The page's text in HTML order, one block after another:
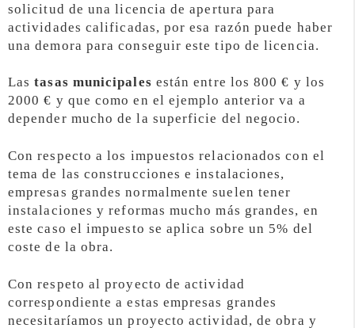
solicitud de una licencia de apertura para
actividades calificadas, por esa razón puede haber
una demora para conseguir este tipo de licencia.
Lastasas municipales están entre los 800 € y los
2000 € y que como en el ejemplo anterior va a
depender mucho de la superficie del negocio.
Con respecto a los impuestos relacionados con el
tema de las construcciones e instalaciones,
empresas grandes normalmente suelen tener
instalaciones y reformas mucho más grandes, en
este caso el impuesto se aplica sobre un 5% del
coste de la obra.
Con respeto al proyecto de actividad
correspondiente a estas empresas grandes
necesitaríamos un proyecto actividad, de obra y